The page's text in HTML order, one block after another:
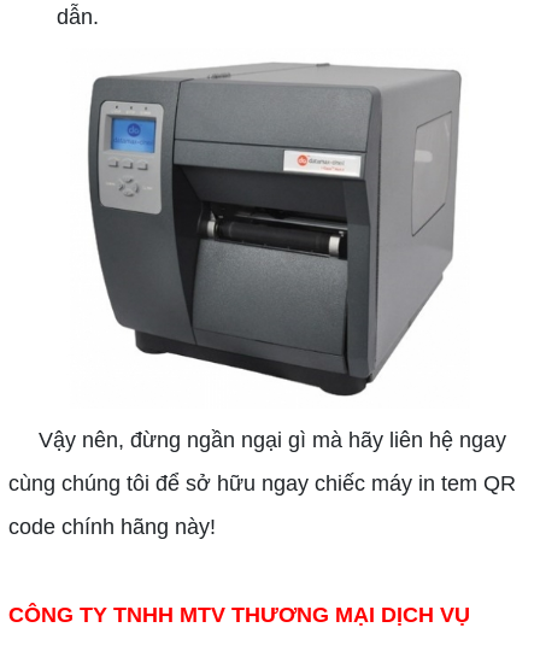
dẫn.
Vậy nên, đừng ngần ngại gì mà hãy liên hệ ngay
cùng chúng tôi để sở hữu ngay chiếc máy in tem QR
code chính hãng này!
CÔNG TY TNHH MTV THƯƠNG MẠI DỊCH VỤ